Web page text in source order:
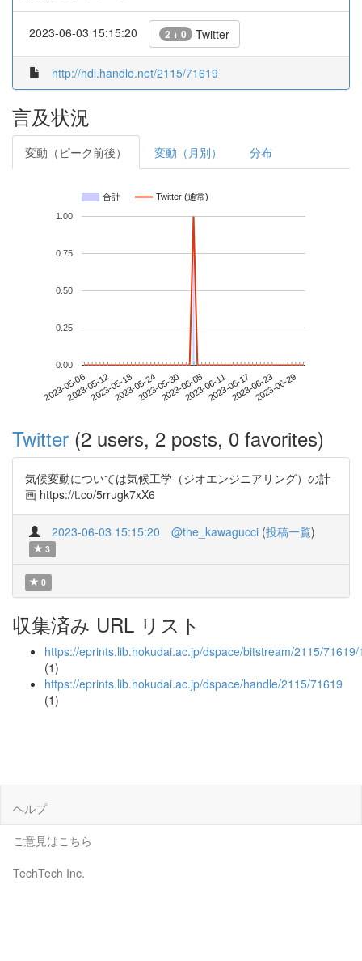
2023-06-03 15:15:20 2 + 0 Twitter
http://hdl.handle.net/2115/71619
言及状況
変動（ピーク前後） 変動（月別） 分布
合計 Twitter (通常)
2023-05-062023-05-122023-05-182023-05-242023-05-302023-06-052023-06-112023-06-172023-06-232023-06-29
0.00
0.25
0.50
0.75
1.00
Twitter (2 users, 2 posts, 0 favorites)
気候変動については気候工学（ジオエンジニアリング）の計
画 https://t.co/5rrugk7xX6
2023-06-03 15:15:20 @the_kawagucci (投稿一覧)
3
0
収集済み URL リスト
https://eprints.lib.hokudai.ac.jp/dspace/bitstream/2115/
(1)
https://eprints.lib.hokudai.ac.jp/dspace/handle/2115/71619
(1)
ヘルプ
ご意見はこちら
TechTech Inc.